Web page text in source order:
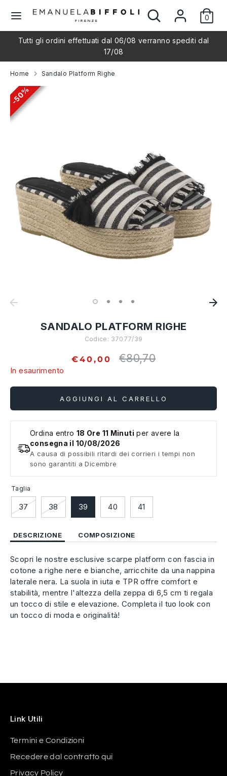
Cerca
Cerca
nostro
negozio
0
L
n
g
u
nel
nostro
Tutti gli ordini effettuati dal 06/08 verranno spediti dal
17/08
Home Sandalo Platform Righe
50%
50%
50%
50%
50%
SANDALO PLATFORM RIGHE
Codice: 37077/39
€40,00
Prezzo
€80,70
In esaurimento
AGGIUNGI AL CARRELLO
Ordina entro 18 Ore 11 Minuti per avere la
consegna il 10/08/2026
A causa di possibili ritardi dei corrieri i tempi non
sono garantiti a Dicembre
Taglia
37 38 39 40 41
DESCRIZIONE COMPOSIZIONE
Scopri le nostre esclusive scarpe platform con fascia in
cotone a righe nere e bianche, arricchite da una nappina
laterale nera. La suola in iuta e TPR offre comfort e
stabilità, mentre l'altezza della zeppa di 6,5 cm ti regala
un tocco di stile e elevazione. Completa il tuo look con
un tocco di moda e originalità!
Link Utili
Termini e Condizioni
Recedere dal contratto qui
Privacy Policy